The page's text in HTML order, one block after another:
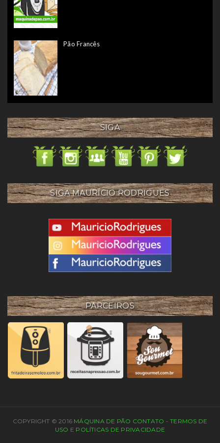
Pão Francês
SIGA
SIGA MAURÍCIO RODRIGUES
PARCEIROS
COPYRIGHT © 2016 MÁQUINA DE PÃO CONTATO -TERMOS DE
USO E POLÍTICAS DE PRIVACIDADE